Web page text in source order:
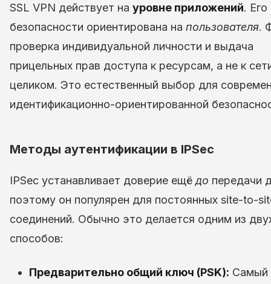
SSL VPN действует на уровне приложений.
безопасности ориентирована на пользователя.
проверка индивидуальной личности и выдача
прицельных прав доступа к ресурсам, а не к
целиком. Это естественный выбор для
идентификационно-ориентированной
Методы аутентификации в IPSec
IPSec устанавливает доверие ещё до передачи
поэтому он популярен для постоянных site-to-
соединений. Обычно это делается одним из
способов:
Предварительно общий ключ (PSK): Самый